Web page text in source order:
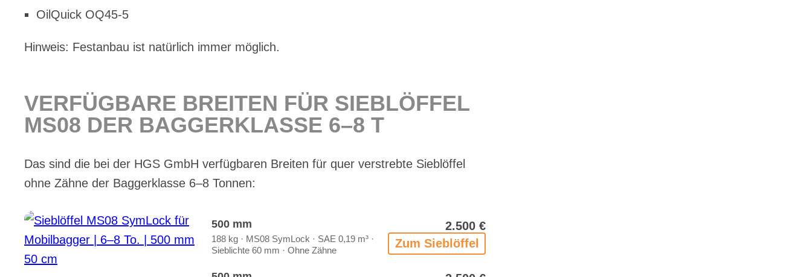
Oil­Quick OQ45‑5
Hin­weis: Fest­an­bau ist na­tür­lich im­mer mög­lich.
VER­FÜG­BA­RE BREI­TEN FÜR SIEB­LÖF­FEL
MS08 DER BAG­GER­KLAS­SE 6–8 T
Das sind die bei der HGS GmbH ver­füg­ba­ren Brei­ten für quer ver­streb­te Sieb­löf­fel
ohne Zäh­ne der Bag­ger­klas­se 6–8 Ton­nen:
500 mm
188 kg · MS08 Sym­Lock · SAE 0,19 m³ ·
Sieb­lich­te 60 mm · Ohne Zäh­ne
2.500 €
Zum Sieb­löf­fel